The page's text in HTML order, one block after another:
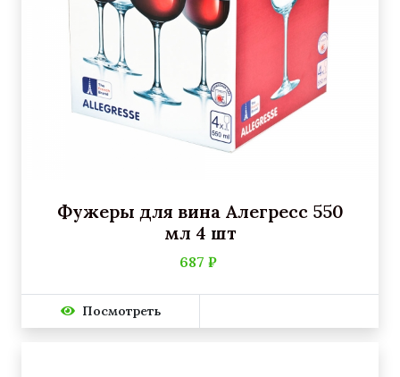
Фужеры для вина Алегресс 550
мл 4 шт
687 ₽
Посмотреть